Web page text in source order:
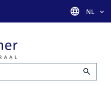
Taal
NL